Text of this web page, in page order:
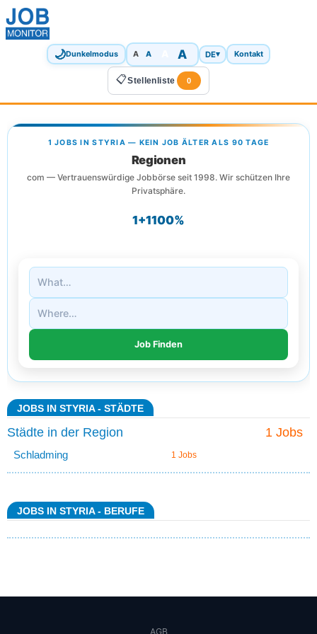
🌙Dunkelmodus A A A DE▾ Kontakt
📋Stellenliste 0
1 JOBS IN STYRIA — KEIN JOB ÄLTER ALS 90 TAGE
Regionen
com — Vertrauenswürdige Jobbörse seit 1998. Wir schützen Ihre
Privatsphäre.
1+1100%
JOBS IN STYRIA - STÄDTE
1 Jobs
Städte in der Region
Schladming 1 Jobs
JOBS IN STYRIA - BERUFE
AGB